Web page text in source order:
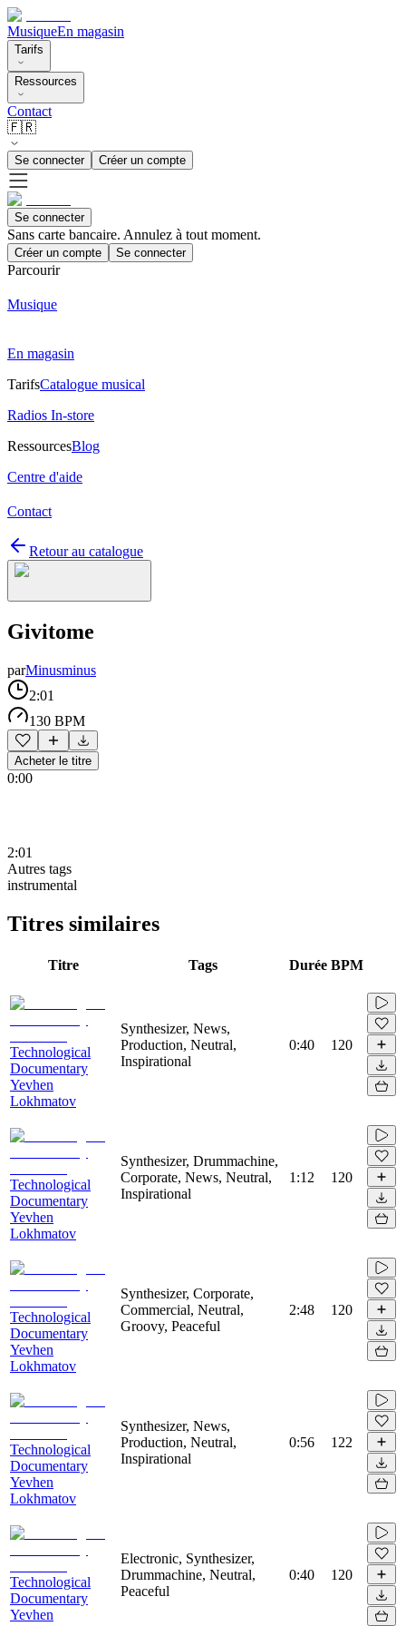
MusiqueEn magasin
Tarifs
Ressources
Contact
🇫🇷
Se connecter Créer un compte
Se connecter
Sans carte bancaire. Annulez à tout moment.
Créer un compte Se connecter
Parcourir
Musique
En magasin
TarifsCatalogue musical
Radios In-store
RessourcesBlog
Centre d'aide
Contact
Retour au catalogue
Givitome
parMinusminus
2:01
130 BPM
Acheter le titre
0:00
2:01
Autres tags
instrumental
Titres similaires
Titre Tags Durée BPM
Technological
Documentary
Yevhen
Lokhmatov
Synthesizer, News,
Production, Neutral,
Inspirational
0:40 120
Technological
Documentary
Yevhen
Lokhmatov
Synthesizer, Drummachine,
Corporate, News, Neutral,
Inspirational
1:12 120
Technological
Documentary
Yevhen
Lokhmatov
Synthesizer, Corporate,
Commercial, Neutral,
Groovy, Peaceful
2:48 120
Technological
Documentary
Yevhen
Lokhmatov
Synthesizer, News,
Production, Neutral,
Inspirational
0:56 122
Technological
Documentary
Yevhen
Electronic, Synthesizer,
Drummachine, Neutral,
Peaceful
0:40 120